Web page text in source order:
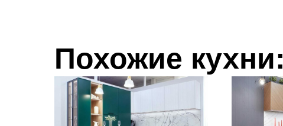
Похожие кухни: